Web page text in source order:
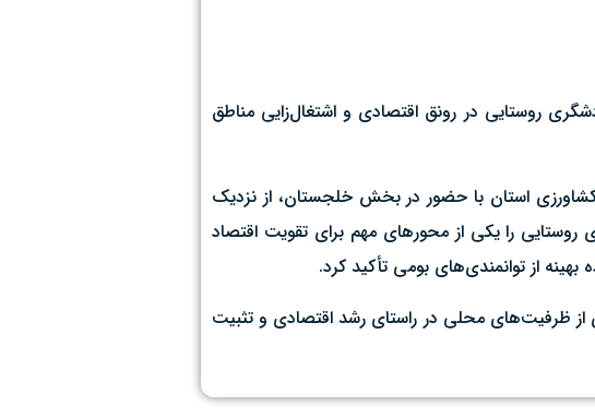
روستایی در رونق اقتصادی و اشتغال‌زایی مناطق
استان با حضور در بخش خلجستان، از نزدیک
روستایی را یکی از محورهای مهم برای تقویت اقتصاد
از توانمندی‌های بومی تأکید کرد.
ظرفیت‌های محلی در راستای رشد اقتصادی و تثبیت